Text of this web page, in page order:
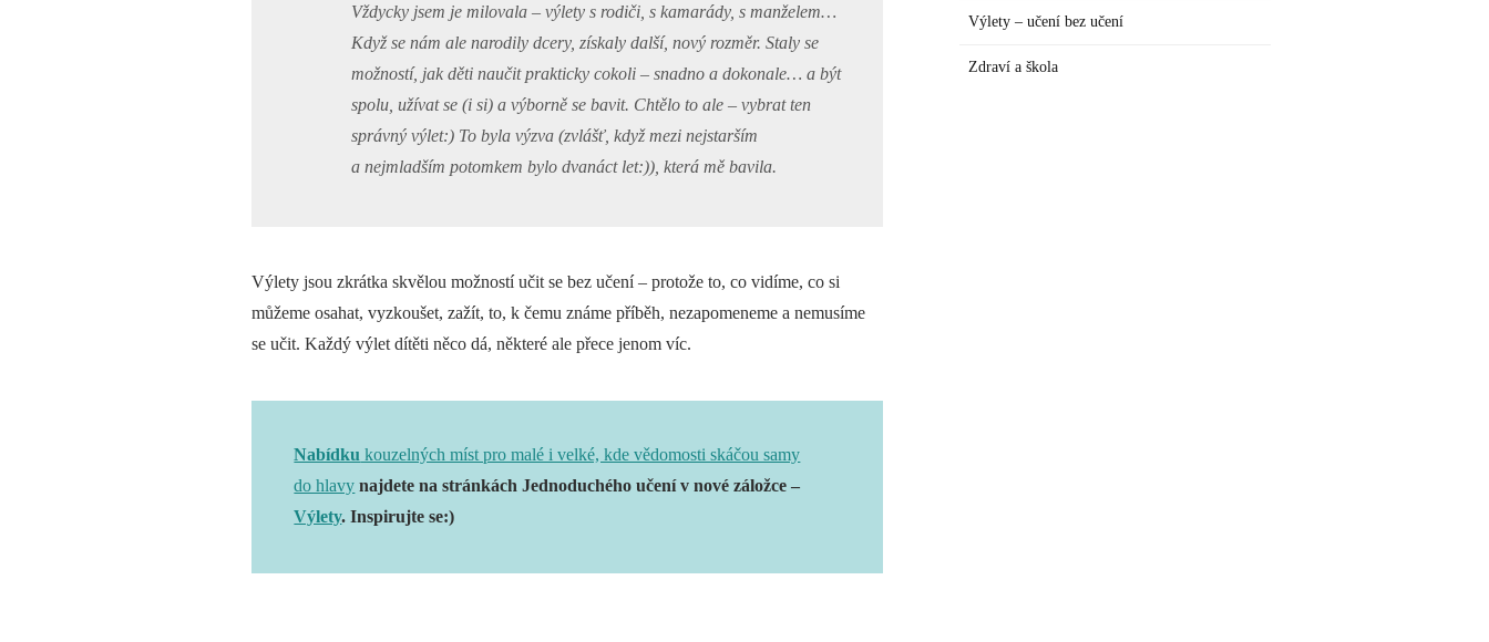
Vždycky jsem je milovala – výlety s rodiči, s kamarády, s manželem…
Když se nám ale narodily dcery, získaly další, nový rozměr. Staly se
možností, jak děti naučit prakticky cokoli – snadno a dokonale… a být
spolu, užívat se (i si) a výborně se bavit. Chtělo to ale – vybrat ten
správný výlet:) To byla výzva (zvlášť, když mezi nejstarším
a nejmladším potomkem bylo dvanáct let:)), která mě bavila.
Výlety jsou zkrátka skvělou možností učit se bez učení – protože to, co vidíme, co si
můžeme osahat, vyzkoušet, zažít, to, k čemu známe příběh, nezapomeneme a nemusíme
se učit. Každý výlet dítěti něco dá, některé ale přece jenom víc.
Nabídku kouzelných míst pro malé i velké, kde vědomosti skáčou samy
do hlavy najdete na stránkách Jednoduchého učení v nové záložce –
Výlety. Inspirujte se:)
Výlety – učení bez učení
Zdraví a škola